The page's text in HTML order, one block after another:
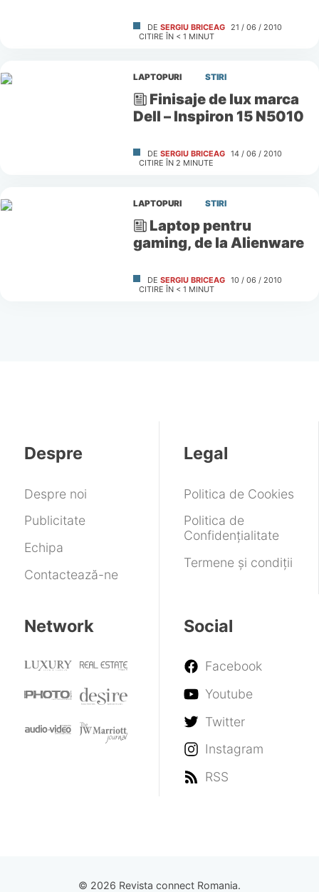
DE SERGIU BRICEAG 21 / 06 / 2010
CITIRE ÎN < 1 MINUT
LAPTOPURI STIRI
Finisaje de lux marca
Dell – Inspiron 15 N5010
DE SERGIU BRICEAG 14 / 06 / 2010
CITIRE ÎN 2 MINUTE
LAPTOPURI STIRI
Laptop pentru
gaming, de la Alienware
DE SERGIU BRICEAG 10 / 06 / 2010
CITIRE ÎN < 1 MINUT
Despre
Despre noi
Publicitate
Echipa
Contactează-ne
Legal
Politica de Cookies
Politica de
Confidențialitate
Termene și condiții
Network Social
Facebook
Youtube
Twitter
Instagram
RSS
© 2026 Revista connect Romania.